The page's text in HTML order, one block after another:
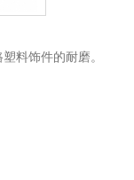
料饰件的耐磨。